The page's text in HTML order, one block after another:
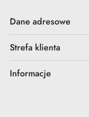
Dane adresowe
Strefa klienta
Informacje